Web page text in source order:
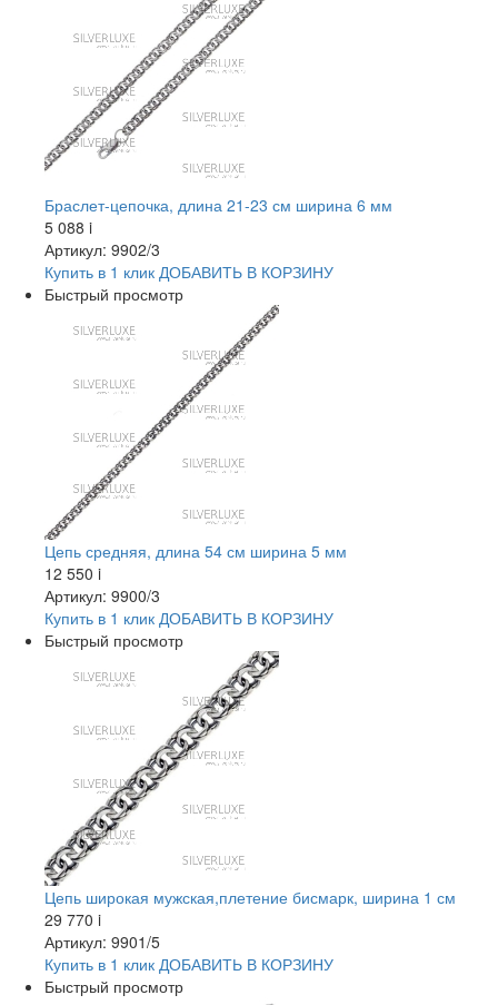
Браслет-цепочка, длина 21-23 см ширина 6 мм
5 088 i
Артикул: 9902/3
Купить в 1 клик ДОБАВИТЬ В КОРЗИНУ
Быстрый просмотр
Цепь средняя, длина 54 см ширина 5 мм
12 550 i
Артикул: 9900/3
Купить в 1 клик ДОБАВИТЬ В КОРЗИНУ
Быстрый просмотр
Цепь широкая мужская,плетение бисмарк, ширина 1 см
29 770 i
Артикул: 9901/5
Купить в 1 клик ДОБАВИТЬ В КОРЗИНУ
Быстрый просмотр